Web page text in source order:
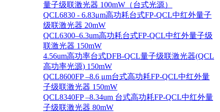
量子级联激光器 100mW（台式光源）
QCL6830 - 6.83μm高功耗台式FP-QCL中红外量子
级联激光器 20mW
QCL6300–6.3um高功耗台式FP-QCL中红外量子级
联激光器 150mW
4.56um高功率台式DFB-QCL量子级联激光器(QCL
高功率光源) 150mW
QCL8600FP –8.6 μm台式高功耗FP-QCL中红外量
子级联激光器 150mW
QCL8340FP –8.34um 台式高功耗FP-QCL中红外量
子级联激光器 80mW